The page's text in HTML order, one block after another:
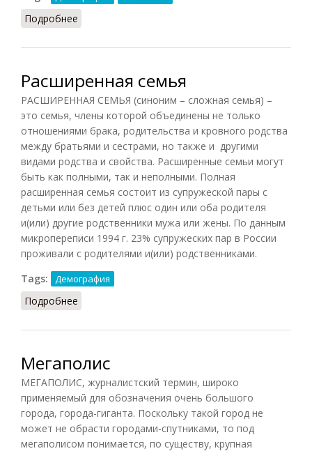
Подробнее
Расширенная семья
РАСШИРЕННАЯ СЕМЬЯ (синоним – сложная семья) –
это семья, члены которой объединены не только
отношениями брака, родительства и кровного родства
между братьями и сестрами, но также и другими
видами родства и свойства. Расширенные семьи могут
быть как полными, так и неполными. Полная
расширенная семья состоит из супружеской пары с
детьми или без детей плюс один или оба родителя
и(или) другие родственники мужа или жены. По данным
микропереписи 1994 г. 23% супружеских пар в России
проживали с родителями и(или) родственниками.
Tags:
Демография
Подробнее
Мегаполис
МЕГАПОЛИС, журналистский термин, широко
применяемый для обозначения очень большого
города, города-гиганта. Поскольку такой город не
может не обрасти городами-спутниками, то под
мегаполисом понимается, по существу, крупная